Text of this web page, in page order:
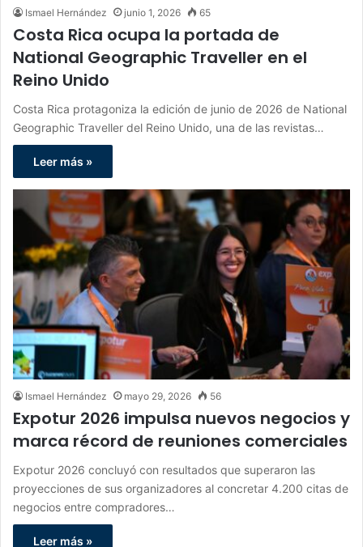
Ismael Hernández junio 1, 2026 65
Costa Rica ocupa la portada de
National Geographic Traveller en el
Reino Unido
Costa Rica protagoniza la edición de junio de 2026 de National
Geographic Traveller del Reino Unido, una de las revistas…
Leer más »
Ismael Hernández mayo 29, 2026 56
Expotur 2026 impulsa nuevos negocios y
marca récord de reuniones comerciales
Expotur 2026 concluyó con resultados que superaron las
proyecciones de sus organizadores al concretar 4.200 citas de
negocios entre compradores…
Leer más »